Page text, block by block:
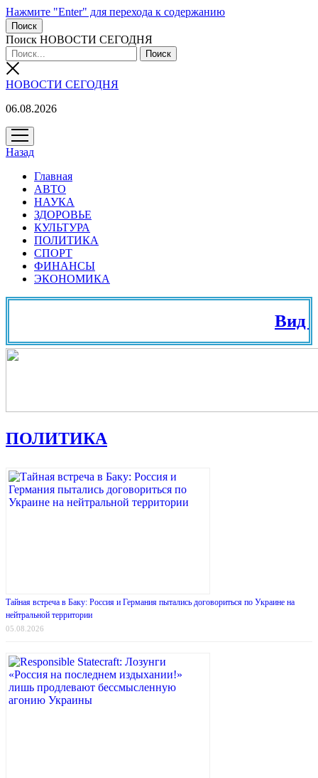
Нажмите "Enter" для перехода к содержанию
Поиск
Поиск НОВОСТИ СЕГОДНЯ
НОВОСТИ СЕГОДНЯ
06.08.2026
открыть
меню
Назад
Главная
АВТО
НАУКА
ЗДОРОВЬЕ
КУЛЬТУРА
ПОЛИТИКА
СПОРТ
ФИНАНСЫ
ЭКОНОМИКА
Вид на
ПОЛИТИКА
Тайная встреча в Баку: Россия и Германия пытались договориться по Украине на
нейтральной территории
05.08.2026